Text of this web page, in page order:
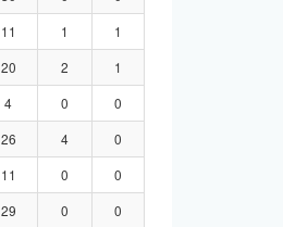
11 1
1
20 2
1
4 0
0
26 4
0
11 0
0
29 0
0